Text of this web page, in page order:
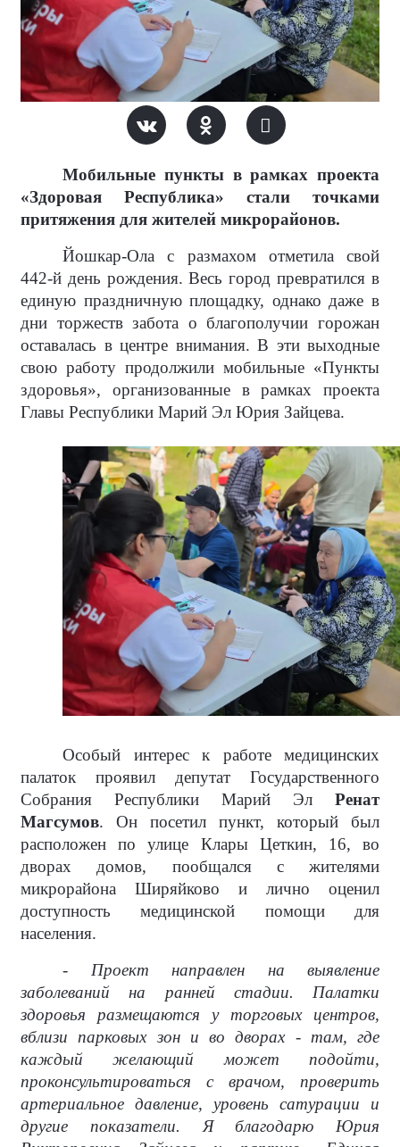
Мобильные пункты в рамках проекта
«Здоровая Республика» стали точками
притяжения для жителей микрорайонов.
Йошкар-Ола с размахом отметила свой
442-й день рождения. Весь город превратился в
единую праздничную площадку, однако даже в
дни торжеств забота о благополучии горожан
оставалась в центре внимания. В эти выходные
свою работу продолжили мобильные «Пункты
здоровья», организованные в рамках проекта
Главы Республики Марий Эл Юрия Зайцева.
Особый интерес к работе медицинских
палаток проявил депутат Государственного
Собрания Республики Марий Эл Ренат
Магсумов. Он посетил пункт, который был
расположен по улице Клары Цеткин, 16, во
дворах домов, пообщался с жителями
микрорайона Ширяйково и лично оценил
доступность медицинской помощи для
населения.
- Проект направлен на выявление
заболеваний на ранней стадии. Палатки
здоровья размещаются у торговых центров,
вблизи парковых зон и во дворах - там, где
каждый желающий может подойти,
проконсультироваться с врачом, проверить
артериальное давление, уровень сатурации и
другие показатели. Я благодарю Юрия